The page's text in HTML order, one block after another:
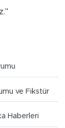
ve Fikstür
Haberleri